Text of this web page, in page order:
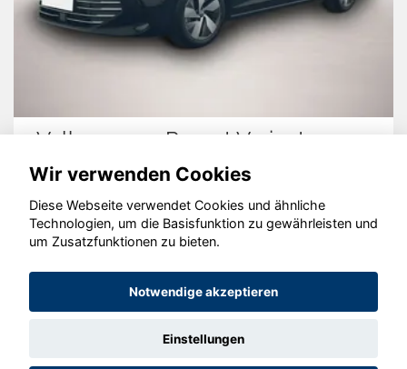
Volkswagen Passat Variant
© konjunkturmotor.de GmbH 2020 - 2026
Wir verwenden Cookies
Diese Webseite verwendet Cookies und ähnliche
Technologien, um die Basisfunktion zu gewährleisten und
um Zusatzfunktionen zu bieten.
Notwendige akzeptieren
Einstellungen